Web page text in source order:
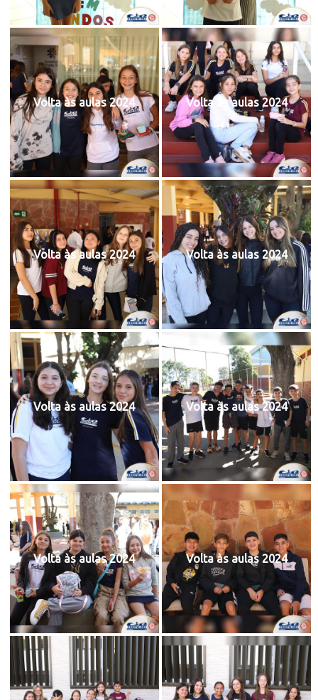
Volta às aulas 2024 Volta às aulas 2024
Volta às aulas 2024 Volta às aulas 2024
Volta às aulas 2024 Volta às aulas 2024
Volta às aulas 2024 Volta às aulas 2024